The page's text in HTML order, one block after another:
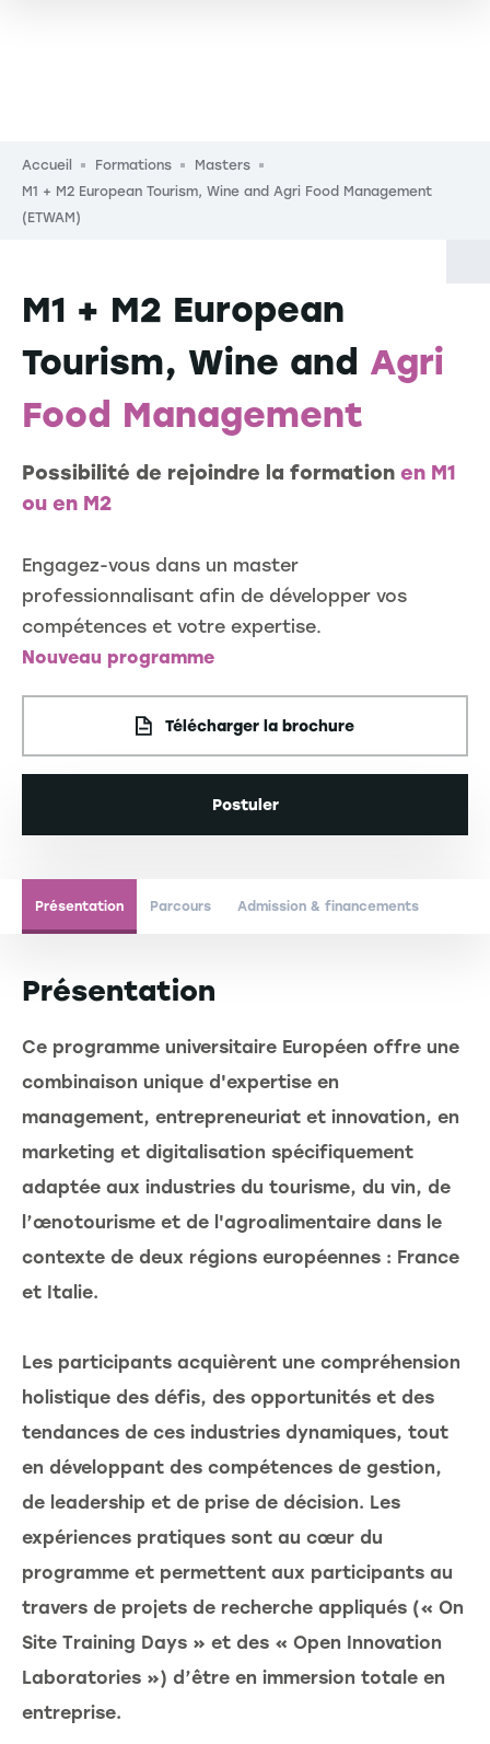
Fil d'Ariane
Accueil Formations
Masters
M1 + M2 European Tourism, Wine and Agri Food Management
(ETWAM)
M1 + M2 European
Tourism, Wine and Agri
Food Management
Possibilité de rejoindre la formation en M1
ou en M2
Engagez-vous dans un master
professionnalisant afin de développer vos
compétences et votre expertise.
Nouveau programme
Télécharger la brochure
Postuler
Présentation Parcours Admission & financements
Présentation
Ce programme universitaire Européen offre une
combinaison unique d'expertise en
management, entrepreneuriat et innovation, en
marketing et digitalisation spécifiquement
adaptée aux industries du tourisme, du vin, de
l’œnotourisme et de l'agroalimentaire dans le
contexte de deux régions européennes : France
et Italie.
Les participants acquièrent une compréhension
holistique des défis, des opportunités et des
tendances de ces industries dynamiques, tout
en développant des compétences de gestion,
de leadership et de prise de décision. Les
expériences pratiques sont au cœur du
programme et permettent aux participants au
travers de projets de recherche appliqués (« On
Site Training Days » et des « Open Innovation
Laboratories ») d’être en immersion totale en
entreprise.